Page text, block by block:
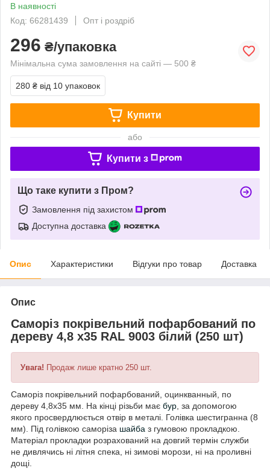
В наявності
Код: 66281439
Опт і роздріб
296 ₴/упаковка
Мінімальна сума замовлення на сайті — 500 ₴
280 ₴ від 10 упаковок
Купити
або
Купити з
Що таке купити з Пром?
Замовлення під захистом
Доступна доставка
Опис Характеристики Відгуки про товар Доставка
Опис
Саморіз покрівельний пофарбований по
дереву 4,8 х35 RAL 9003 білий (250 шт)
Увага! Продаж лише кратно 250 шт.
Саморіз покрівельний пофарбований, оцинкванный, по
дереву 4,8х35 мм. На кінці різьби має бур, за допомогою
якого просвердлюється отвір в металі. Голівка шестигранна (8
мм). Під голівкою саморіза шайба з гумовою прокладкою.
Матеріал прокладки розрахований на довгий термін служби
не дивлячись ні літня спека, ні зимові морози, ні на проливні
дощі.